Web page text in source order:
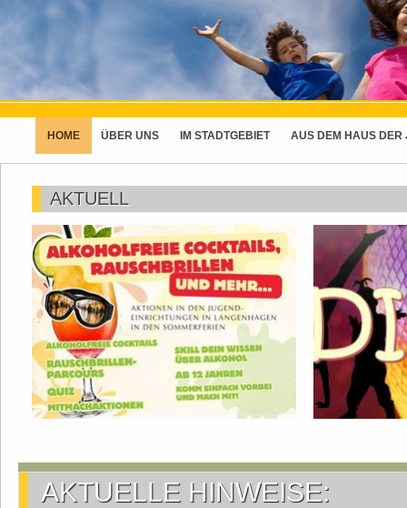
HOME ÜBER UNS IM STADTGEBIET AUS DEM HAUS DER
AKTUELL
AKTUELLE HINWEISE: